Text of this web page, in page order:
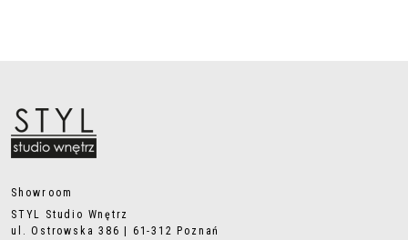
Showroom
STYL Studio Wnętrz
ul. Ostrowska 386 | 61-312 Poznań